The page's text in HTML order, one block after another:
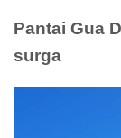
Pantai Gua
surga